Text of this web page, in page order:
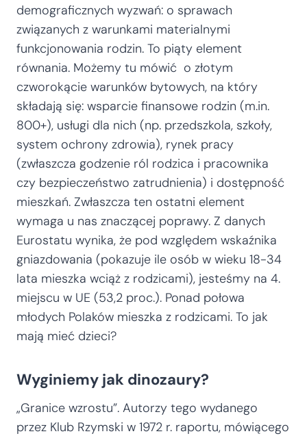
demograficznych wyzwań: o sprawach
związanych z warunkami materialnymi
funkcjonowania rodzin. To piąty element
równania. Możemy tu mówić o złotym
czworokącie warunków bytowych, na który
składają się: wsparcie finansowe rodzin (m.in.
800+), usługi dla nich (np. przedszkola, szkoły,
system ochrony zdrowia), rynek pracy
(zwłaszcza godzenie ról rodzica i pracownika
czy bezpieczeństwo zatrudnienia) i dostępność
mieszkań. Zwłaszcza ten ostatni element
wymaga u nas znaczącej poprawy. Z danych
Eurostatu wynika, że pod względem wskaźnika
gniazdowania (pokazuje ile osób w wieku 18-34
lata mieszka wciąż z rodzicami), jesteśmy na 4.
miejscu w UE (53,2 proc.). Ponad połowa
młodych Polaków mieszka z rodzicami. To jak
mają mieć dzieci?
Wyginiemy jak dinozaury?
„Granice wzrostu”. Autorzy tego wydanego
przez Klub Rzymski w 1972 r. raportu, mówiącego